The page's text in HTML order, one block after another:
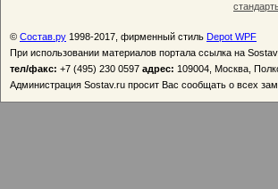
© Состав.ру 1998-2017, фирменный стиль Depot WPF
При использовании материалов портала ссылка на
тел/факс: +7 (495) 230 0597 адрес: 109004, Москва,
Администрация Sostav.ru просит Вас сообщать о всех